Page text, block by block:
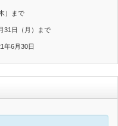
）まで
31日（月）まで
年6月30日